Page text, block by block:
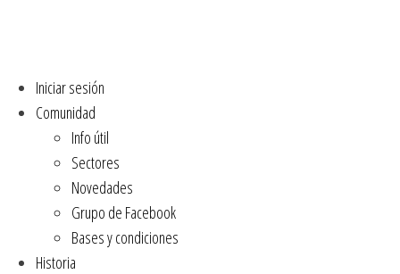
Iniciar sesión
Comunidad
Info útil
Sectores
Novedades
Grupo de Facebook
Bases y condiciones
Historia